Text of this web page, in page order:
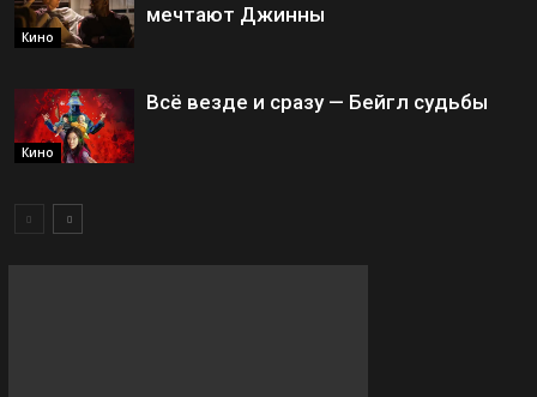
Кино
мечтают Джинны
Кино
Всё везде и сразу — Бейгл судьбы